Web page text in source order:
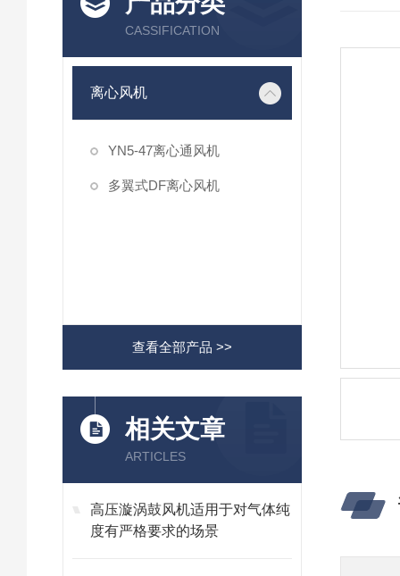
CASSIFICATION
离心风机
YN5-47离心通风机
多翼式DF离心风机
查看全部产品 >>
相关文章
ARTICLES
高压漩涡鼓风机适用于对气体纯
度有严格要求的场景